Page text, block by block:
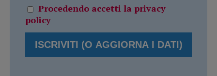
Procedendo accetti la privacy
policy